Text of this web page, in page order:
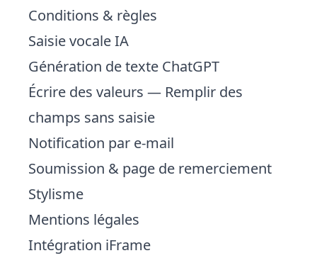
Conditions & règles
Saisie vocale IA
Génération de texte ChatGPT
Écrire des valeurs — Remplir des
champs sans saisie
Notification par e-mail
Soumission & page de remerciement
Stylisme
Mentions légales
Intégration iFrame